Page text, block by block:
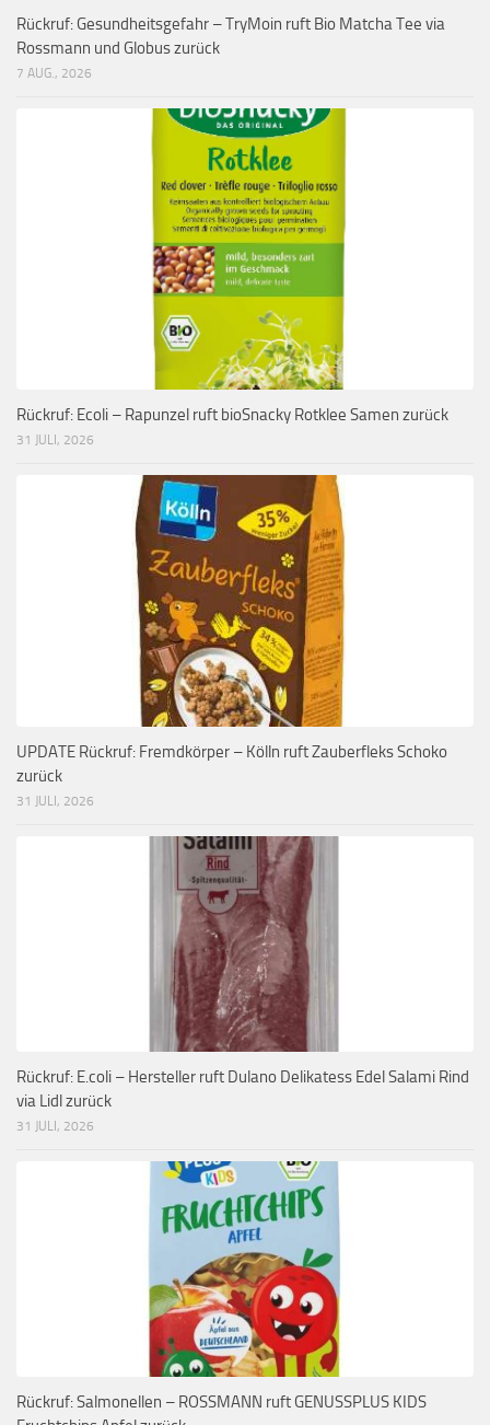
Rückruf: Gesundheitsgefahr – TryMoin ruft Bio Matcha Tee via
Rossmann und Globus zurück
7 AUG., 2026
Rückruf: Ecoli – Rapunzel ruft bioSnacky Rotklee Samen zurück
31 JULI, 2026
UPDATE Rückruf: Fremdkörper – Kölln ruft Zauberfleks Schoko
zurück
31 JULI, 2026
Rückruf: E.coli – Hersteller ruft Dulano Delikatess Edel Salami Rind
via Lidl zurück
31 JULI, 2026
Rückruf: Salmonellen – ROSSMANN ruft GENUSSPLUS KIDS